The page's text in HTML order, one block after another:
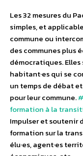
Les 32 mesures du
simples, et
commune ou
des communes plus
démocratiques.
habitant·es qui se
un temps de débat
pour leur commune.
formation à la
Impulser et soutenir
formation sur la
élu·es, agent·es